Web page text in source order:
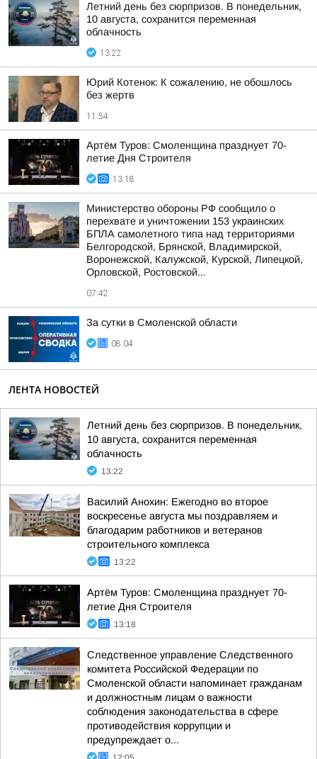
Летний день без сюрпризов. В понедельник,
10 августа, сохранится переменная
облачность
13:22
Юрий Котенок: К сожалению, не обошлось
без жертв
11:54
Артём Туров: Смоленщина празднует 70-
летие Дня Строителя
13:18
Министерство обороны РФ сообщило о
перехвате и уничтожении 153 украинских
БПЛА самолетного типа над территориями
Белгородской, Брянской, Владимирской,
Воронежской, Калужской, Курской, Липецкой,
Орловской, Ростовской...
07:42
За сутки в Смоленской области
08:04
ЛЕНТА НОВОСТЕЙ
Летний день без сюрпризов. В понедельник,
10 августа, сохранится переменная
облачность
13:22
Василий Анохин: Ежегодно во второе
воскресенье августа мы поздравляем и
благодарим работников и ветеранов
строительного комплекса
13:22
Артём Туров: Смоленщина празднует 70-
летие Дня Строителя
13:18
Следственное управление Следственного
комитета Российской Федерации по
Смоленской области напоминает гражданам
и должностным лицам о важности
соблюдения законодательства в сфере
противодействия коррупции и
предупреждает о...